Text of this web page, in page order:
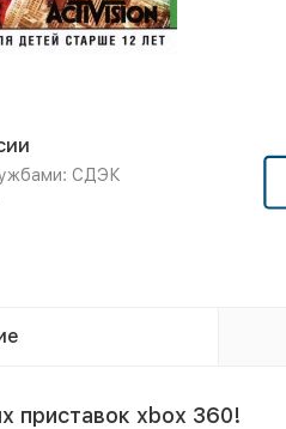
СДЭК
приставок xbox 360!